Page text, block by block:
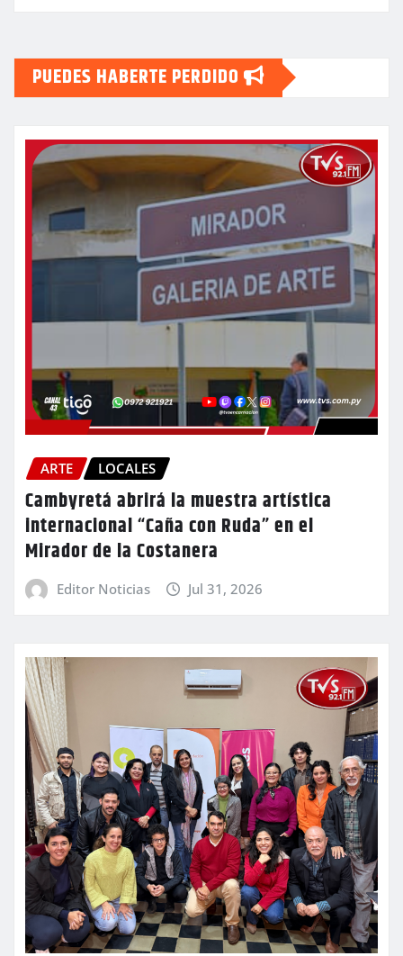
PUEDES HABERTE PERDIDO
ARTE LOCALES
Cambyretá abrirá la muestra artística
internacional “Caña con Ruda” en el
Mirador de la Costanera
Editor Noticias Jul 31, 2026